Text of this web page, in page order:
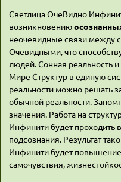
Светлица ОчеВидно
возникновению
неочевидные связи между
Очевидными, что
людей. Сонная реальность
Мире Структур в единую
реальности можно решать
обычной реальности.
значения. Работа на
Инфинити будет проходить
подсознания. Результат
Инфинити будет повышение
самочувствия,